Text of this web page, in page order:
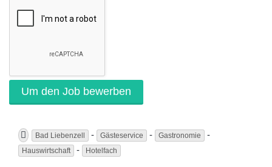
Bad Liebenzell - Gästeservice - Gastronomie -
Hauswirtschaft - Hotelfach